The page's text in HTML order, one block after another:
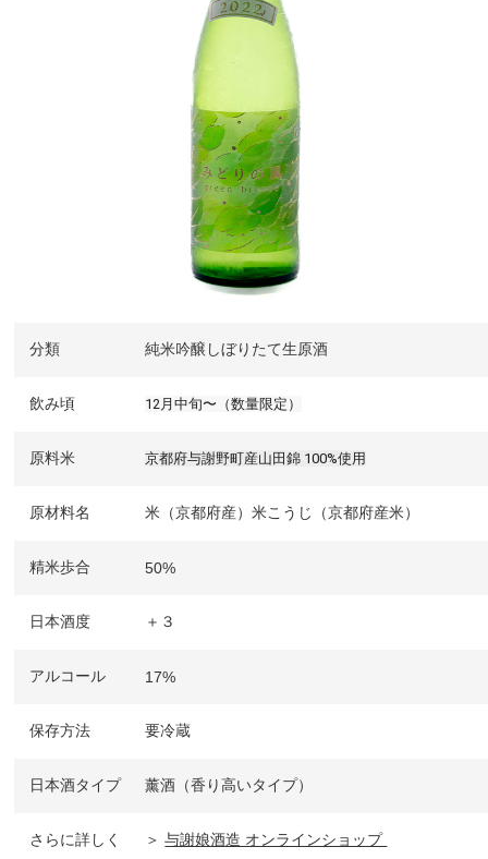
分類 純米吟醸しぼりたて生原酒
飲み頃 12月中旬〜（数量限定）
原料米 京都府与謝野町産山田錦 100%使用
原材料名 米（京都府産）米こうじ（京都府産米）
精米歩合 50%
日本酒度 ＋３
アルコール 17%
保存方法 要冷蔵
日本酒タイプ 薰酒（香り高いタイプ）
さらに詳しく ＞与謝娘酒造 オンラインショップ